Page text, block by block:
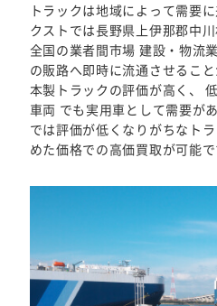
トラックは地域によって需要
クストでは長野県上伊那郡中
全国の業者間市場 建設・物流
の販路へ即時に流通させるこ
本製トラックの評価が高く、
車両 でも実用車として需要が
では評価が低くなりがちなト
めた価格での高価買取が可能で